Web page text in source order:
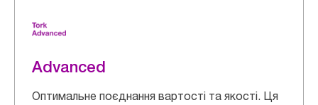
Advanced
Оптимальне поєднання вартості та якості. Ця